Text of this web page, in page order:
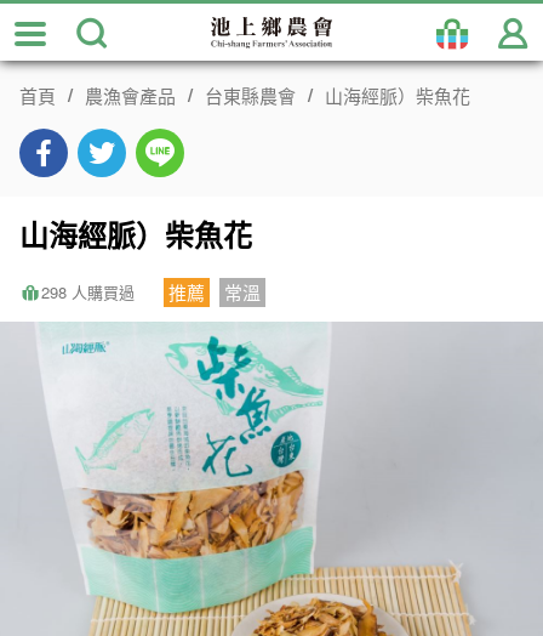
跳
到
主
首頁 農漁會產品 台東縣農會 山海經脈）柴魚花
山海經脈）柴魚花
298 人購買過 推薦 常溫